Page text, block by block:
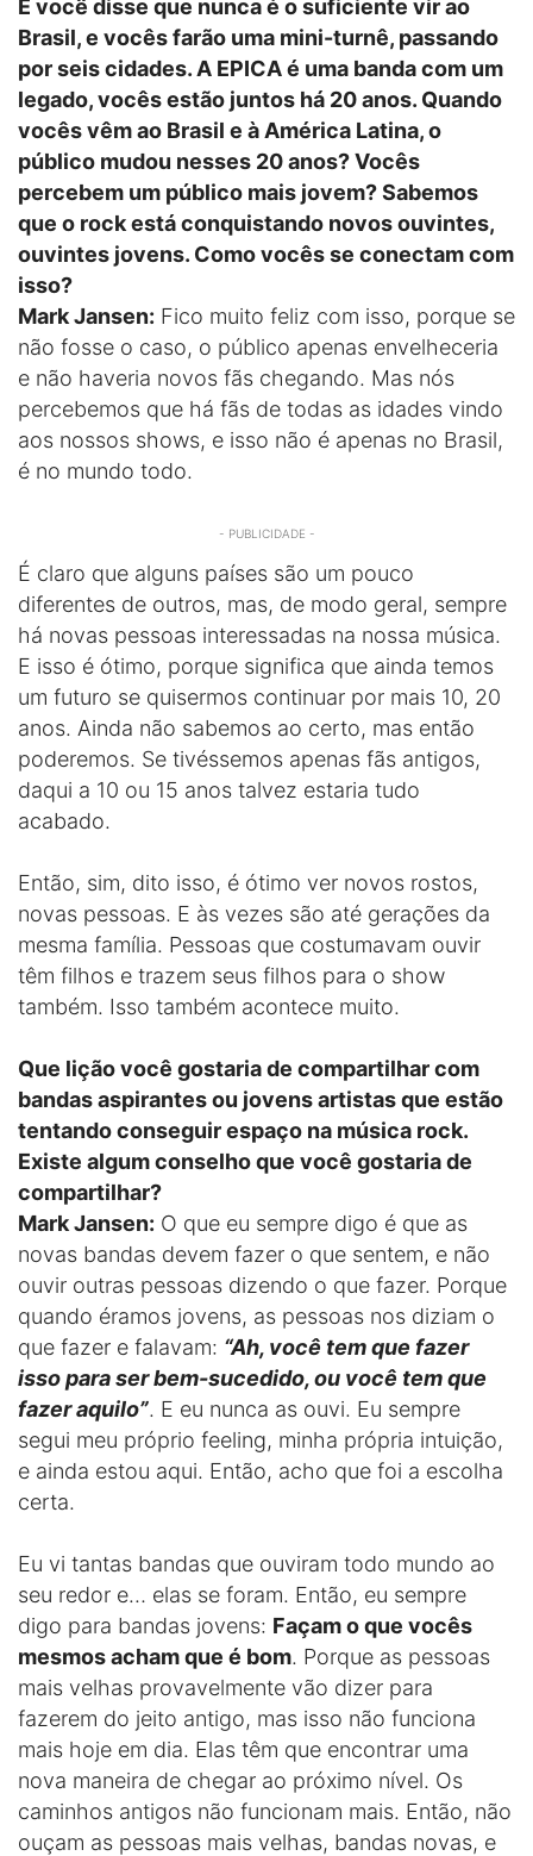
E você disse que nunca é o suficiente vir ao
Brasil, e vocês farão uma mini-turnê, passando
por seis cidades. A EPICA é uma banda com um
legado, vocês estão juntos há 20 anos. Quando
vocês vêm ao Brasil e à América Latina, o
público mudou nesses 20 anos? Vocês
percebem um público mais jovem? Sabemos
que o rock está conquistando novos ouvintes,
ouvintes jovens. Como vocês se conectam com
isso?
Mark Jansen: Fico muito feliz com isso, porque se
não fosse o caso, o público apenas envelheceria
e não haveria novos fãs chegando. Mas nós
percebemos que há fãs de todas as idades vindo
aos nossos shows, e isso não é apenas no Brasil,
é no mundo todo.
- PUBLICIDADE -
É claro que alguns países são um pouco
diferentes de outros, mas, de modo geral, sempre
há novas pessoas interessadas na nossa música.
E isso é ótimo, porque significa que ainda temos
um futuro se quisermos continuar por mais 10, 20
anos. Ainda não sabemos ao certo, mas então
poderemos. Se tivéssemos apenas fãs antigos,
daqui a 10 ou 15 anos talvez estaria tudo
acabado.
Então, sim, dito isso, é ótimo ver novos rostos,
novas pessoas. E às vezes são até gerações da
mesma família. Pessoas que costumavam ouvir
têm filhos e trazem seus filhos para o show
também. Isso também acontece muito.
Que lição você gostaria de compartilhar com
bandas aspirantes ou jovens artistas que estão
tentando conseguir espaço na música rock.
Existe algum conselho que você gostaria de
compartilhar?
Mark Jansen: O que eu sempre digo é que as
novas bandas devem fazer o que sentem, e não
ouvir outras pessoas dizendo o que fazer. Porque
quando éramos jovens, as pessoas nos diziam o
que fazer e falavam: “Ah, você tem que fazer
isso para ser bem-sucedido, ou você tem que
fazer aquilo”. E eu nunca as ouvi. Eu sempre
segui meu próprio feeling, minha própria intuição,
e ainda estou aqui. Então, acho que foi a escolha
certa.
Eu vi tantas bandas que ouviram todo mundo ao
seu redor e… elas se foram. Então, eu sempre
digo para bandas jovens: Façam o que vocês
mesmos acham que é bom. Porque as pessoas
mais velhas provavelmente vão dizer para
fazerem do jeito antigo, mas isso não funciona
mais hoje em dia. Elas têm que encontrar uma
nova maneira de chegar ao próximo nível. Os
caminhos antigos não funcionam mais. Então, não
ouçam as pessoas mais velhas, bandas novas, e